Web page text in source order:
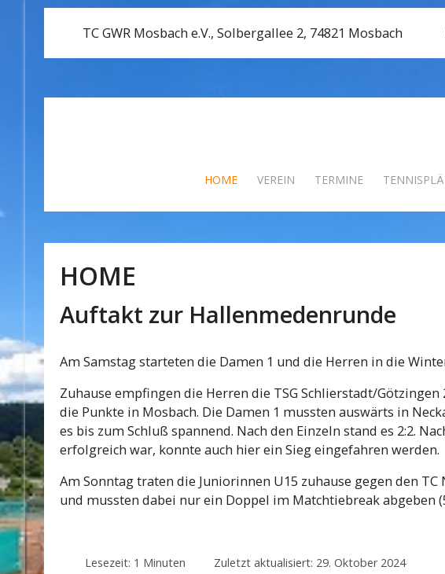
TC GWR Mosbach e.V., Solbergallee 2, 74821 Mosbach
HOME VEREIN TERMINE
HOME
Auftakt zur Hallenmedenrunde
Am Samstag starteten die Damen 1 und die Herren in die
Zuhause empfingen die Herren die TSG Schlierstadt/
die Punkte in Mosbach. Die Damen 1 mussten auswärts in
es bis zum Schluß spannend. Nach den Einzeln stand es 2:2.
erfolgreich war, konnte auch hier ein Sieg eingefahren werden.
Am Sonntag traten die Juniorinnen U15 zuhause gegen den
und mussten dabei nur ein Doppel im Matchtiebreak abgeben
Lesezeit: 1 Minuten Zuletzt aktualisiert: 29. Oktober 2024